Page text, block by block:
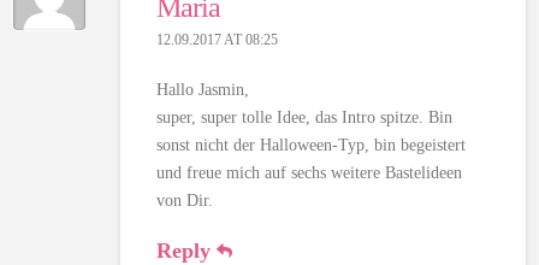
Maria
12.09.2017 AT 08:25
Hallo Jasmin,
super, super tolle Idee, das Intro spitze. Bin
sonst nicht der Halloween-Typ, bin begeistert
und freue mich auf sechs weitere Bastelideen
von Dir.
Reply